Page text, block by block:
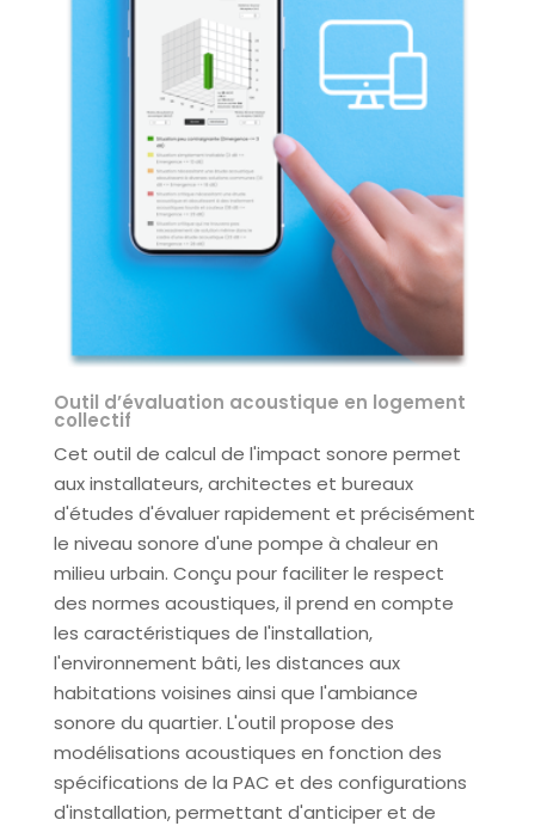
Outil d’évaluation acoustique en logement
collectif
Cet outil de calcul de l'impact sonore permet
aux installateurs, architectes et bureaux
d'études d'évaluer rapidement et précisément
le niveau sonore d'une pompe à chaleur en
milieu urbain. Conçu pour faciliter le respect
des normes acoustiques, il prend en compte
les caractéristiques de l'installation,
l'environnement bâti, les distances aux
habitations voisines ainsi que l'ambiance
sonore du quartier. L'outil propose des
modélisations acoustiques en fonction des
spécifications de la PAC et des configurations
d'installation, permettant d'anticiper et de